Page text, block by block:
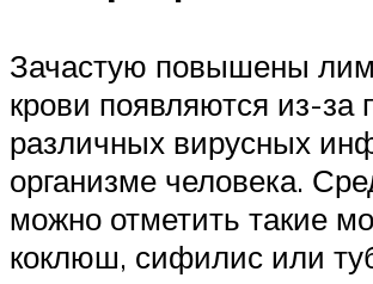
Зачастую повышены
крови появляются из-за
различных вирусных
организме человека.
можно отметить такие
коклюш, сифилис или